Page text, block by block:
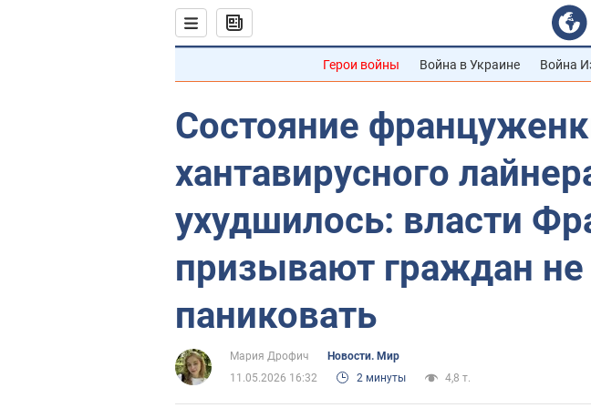
Герои войны Война в Украине Война
Состояние
хантавирусного
ухудшилось: власти
призывают граждан не
паниковать
Мария Дрофич
Новости. Мир
11.05.2026 16:32
2 минуты 4,8 т.